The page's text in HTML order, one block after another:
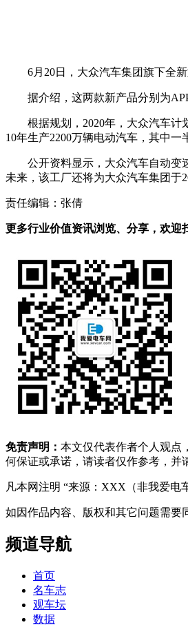
6月20日，大众汽车集团旗下全
据介绍，这两款新产品分别为
根据规划，2020年，大众汽车计
10年生产2200万辆电动汽车，其中一
公开资料显示，大众汽车自动变
未来，该工厂还将为大众汽车集团于
责任编辑：张倩
更多行业价值资讯浏览、分享，欢迎
免责声明： 本文仅代表作者个人观点
何保证或承诺，请读者仅作参考，并
凡本网注明 “来源：XXX（非我爱电
如因作品内容、版权和其它问题需要
频道导航
首页
名车志
观车坛
数据